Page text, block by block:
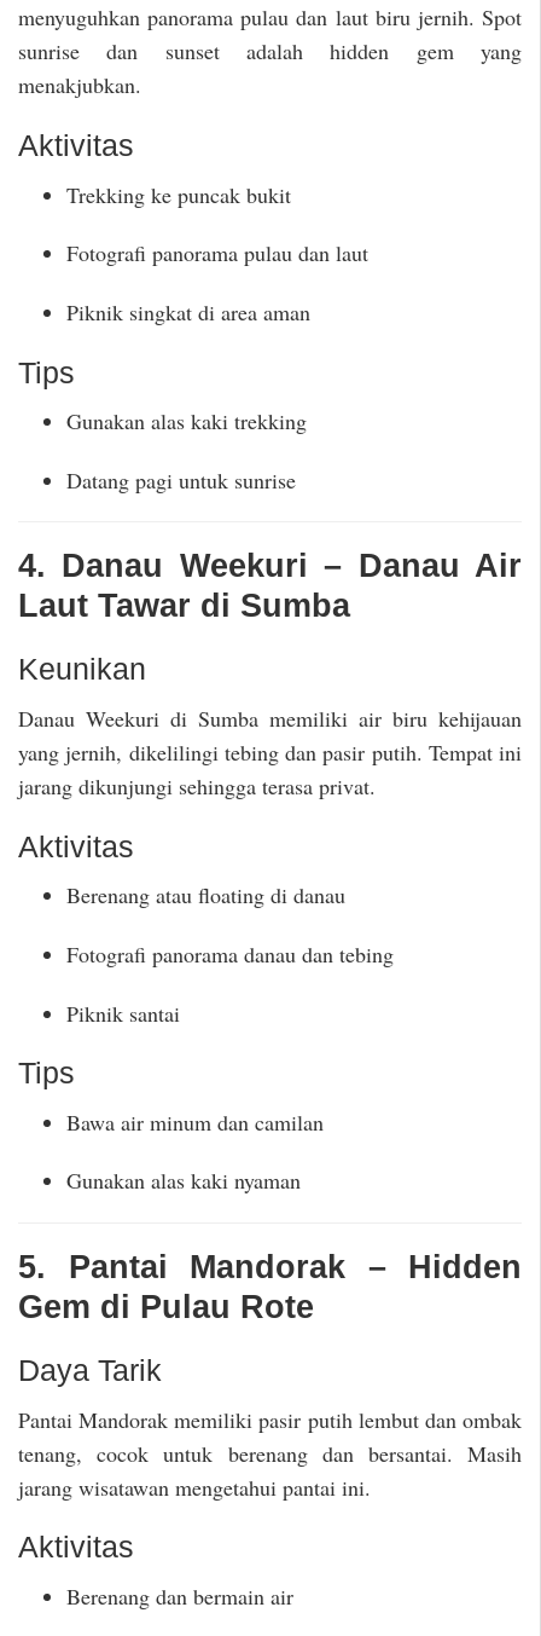
menyuguhkan panorama pulau dan laut biru jernih. Spot
sunrise dan sunset adalah hidden gem yang
menakjubkan.
Aktivitas
Trekking ke puncak bukit
Fotografi panorama pulau dan laut
Piknik singkat di area aman
Tips
Gunakan alas kaki trekking
Datang pagi untuk sunrise
4. Danau Weekuri – Danau Air
Laut Tawar di Sumba
Keunikan
Danau Weekuri di Sumba memiliki air biru kehijauan
yang jernih, dikelilingi tebing dan pasir putih. Tempat ini
jarang dikunjungi sehingga terasa privat.
Aktivitas
Berenang atau floating di danau
Fotografi panorama danau dan tebing
Piknik santai
Tips
Bawa air minum dan camilan
Gunakan alas kaki nyaman
5. Pantai Mandorak – Hidden
Gem di Pulau Rote
Daya Tarik
Pantai Mandorak memiliki pasir putih lembut dan ombak
tenang, cocok untuk berenang dan bersantai. Masih
jarang wisatawan mengetahui pantai ini.
Aktivitas
Berenang dan bermain air